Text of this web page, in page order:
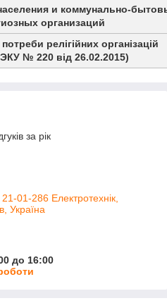
и коммунально-
организаций
релігійних організацій
№ 220 від 26.02.2015)
за рік
01-286 Електротехнік,
Україна
до 16:00